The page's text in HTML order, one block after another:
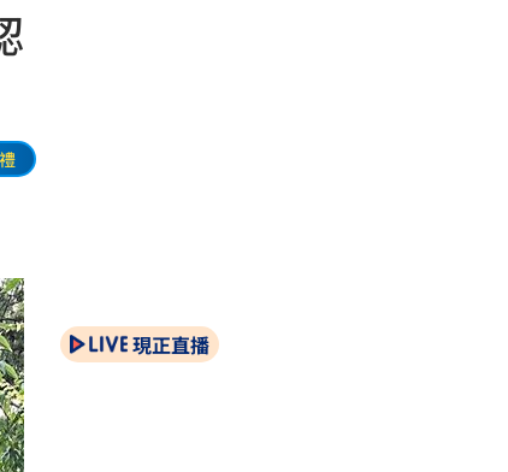
現正直播